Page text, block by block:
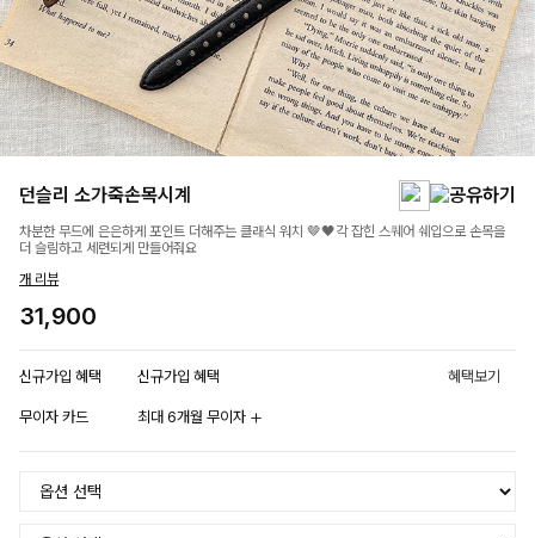
던슬리 소가죽손목시계
차분한 무드에 은은하게 포인트 더해주는 클래식 워치 🤎🖤각 잡힌 스퀘어 쉐입으로 손목을
더 슬림하고 세련되게 만들어줘요
개 리뷰
31,900
신규가입 혜택 신규가입 혜택 혜택보기
무이자 카드 최대 6개월 무이자